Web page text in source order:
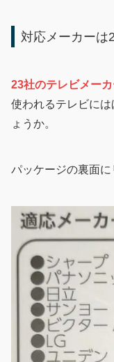
対応メーカーは
23社のテレビメー
使われるテレビに
ょうか。
パッケージの裏面に